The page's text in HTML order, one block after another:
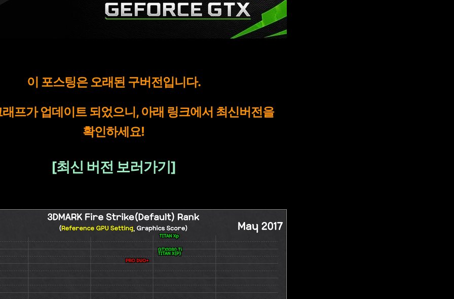
이 포스팅은 오래된 구버전입니다.
프가 업데이트 되었으니, 아래 링크에서 최신버전을
확인하세요!
[최신 버전 보러가기]